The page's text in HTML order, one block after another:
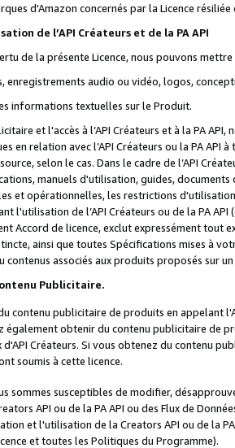
d'Amazon concernés par la Licence
de l’API Créateurs et de la PA API
de la présente Licence, nous pouvons
enregistrements audio ou vidéo, logos,
informations textuelles sur le Produit.
et l'accès à l’API Créateurs et à la PA
en relation avec l’API Créateurs ou la PA
selon le cas. Dans le cadre de l’API
manuels d'utilisation, guides,
et opérationnelles, les restrictions
l'utilisation de l’API Créateurs ou de la PA
Accord de licence, exclut expressément tout
ainsi que toutes Spécifications mises à
associés aux produits proposés sur
Publicitaire.
contenu publicitaire de produits en appelant
également obtenir du contenu publicitaire de
Créateurs. Si vous obtenez du contenu
soumis à cette licence.
sommes susceptibles de modifier,
API ou de la PA API ou des Flux de
et l'utilisation de la Creators API ou de la
et toutes les Politiques du Programme).